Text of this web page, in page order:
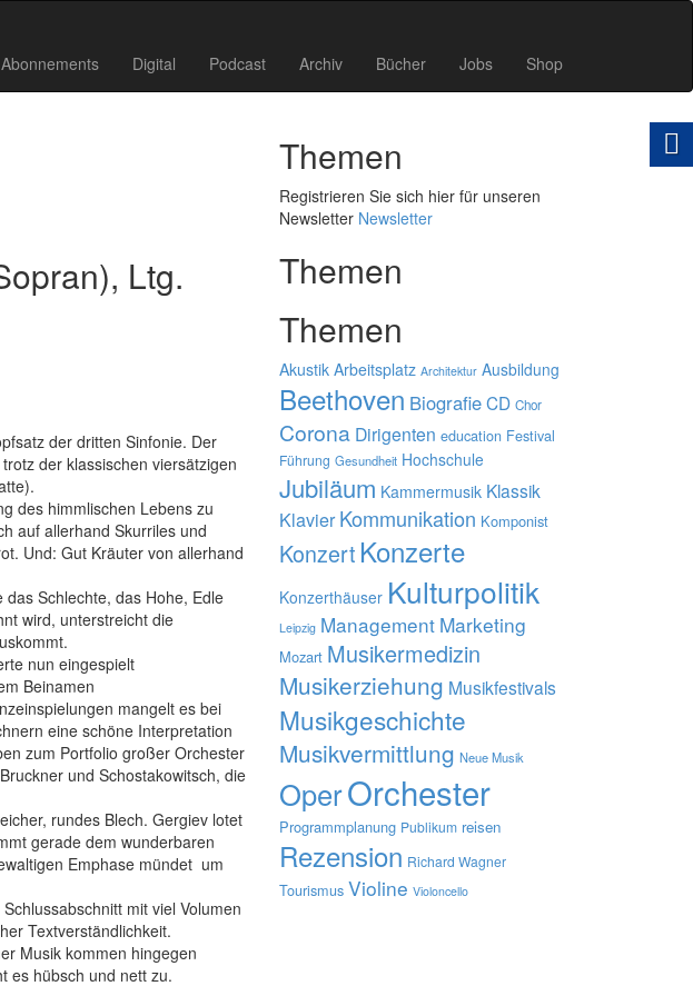
Abonnements Digital Podcast Archiv Bücher Jobs Shop
Ltg.
der dritten Sinfonie. Der
der klassischen viersätzigen
des himmlischen Lebens zu
auf allerhand Skurriles und
Und: Gut Kräuter von allerhand
Schlechte, das Hohe, Edle
wird, unterstreicht die
nun eingespielt 
Beinamen
mangelt es bei
eine schöne Interpretation
zum Portfolio großer Orchester
und Schostakowitsch, die
rundes Blech. Gergiev lotet
gerade dem wunderbaren
Emphase mündet  um
mit viel Volumen
Textverständlichkeit.
Musik kommen hingegen
es hübsch und nett zu.
Themen
Registrieren Sie sich hier für unseren
Newsletter Newsletter
Themen
Themen
Akustik Arbeitsplatz Architektur Ausbildung
Beethoven BiografieCD Chor
Corona Dirigenten education Festival
Führung Gesundheit Hochschule
Jubiläum Kammermusik Klassik
Klavier Kommunikation Komponist
Konzert Konzerte
Konzerthäuser Kulturpolitik
Leipzig Management Marketing
Mozart Musikermedizin
Musikerziehung Musikfestivals
Musikgeschichte
Musikvermittlung Neue Musik
OperOrchester
Programmplanung Publikum reisen
Rezension Richard Wagner
Tourismus Violine Violoncello